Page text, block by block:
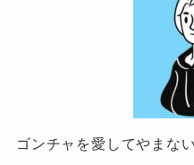
ゴンチャを愛してやまな